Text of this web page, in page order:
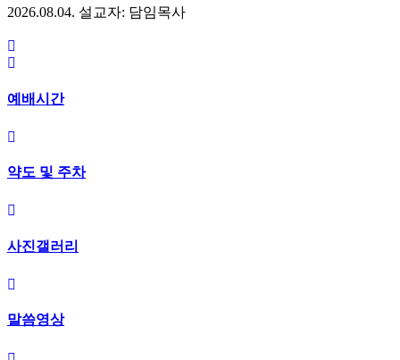
2026.08.04. 설교자: 담임목사
예배시간
약도 및 주차
사진갤러리
말씀영상